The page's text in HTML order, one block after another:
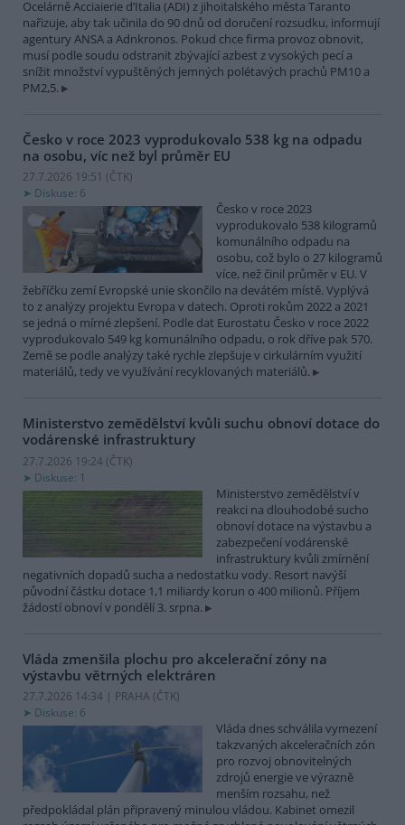
Ocelárně Acciaierie d’Italia (ADI) z jihoitalského města Taranto
nařizuje, aby tak učinila do 90 dnů od doručení rozsudku, informují
agentury ANSA a Adnkronos. Pokud chce firma provoz obnovit,
musí podle soudu odstranit zbývající azbest z vysokých pecí a
snížit množství vypuštěných jemných polétavých prachů PM10 a
PM2,5.
Česko v roce 2023 vyprodukovalo 538 kg na odpadu
na osobu, víc než byl průměr EU
27.7.2026 19:51 (ČTK)
Diskuse: 6
Česko v roce 2023
vyprodukovalo 538 kilogramů
komunálního odpadu na
osobu, což bylo o 27 kilogramů
více, než činil průměr v EU. V
žebříčku zemí Evropské unie skončilo na devátém místě. Vyplývá
to z analýzy projektu Evropa v datech. Oproti rokům 2022 a 2021
se jedná o mírné zlepšení. Podle dat Eurostatu Česko v roce 2022
vyprodukovalo 549 kg komunálního odpadu, o rok dříve pak 570.
Země se podle analýzy také rychle zlepšuje v cirkulárním využití
materiálů, tedy ve využívání recyklovaných materiálů.
Ministerstvo zemědělství kvůli suchu obnoví dotace do
vodárenské infrastruktury
27.7.2026 19:24 (ČTK)
Diskuse: 1
Ministerstvo zemědělství v
reakci na dlouhodobé sucho
obnoví dotace na výstavbu a
zabezpečení vodárenské
infrastruktury kvůli zmírnění
negativních dopadů sucha a nedostatku vody. Resort navýší
původní částku dotace 1,1 miliardy korun o 400 milionů. Příjem
žádostí obnoví v pondělí 3. srpna.
Vláda zmenšila plochu pro akcelerační zóny na
výstavbu větrných elektráren
27.7.2026 14:34 | PRAHA (ČTK)
Diskuse: 6
Vláda dnes schválila vymezení
takzvaných akceleračních zón
pro rozvoj obnovitelných
zdrojů energie ve výrazně
menším rozsahu, než
předpokládal plán připravený minulou vládou. Kabinet omezil